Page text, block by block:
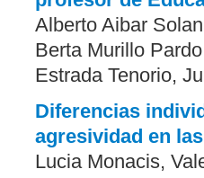
Alberto Aibar
Berta Murillo
Estrada Tenorio,
Diferencias
agresividad en
Lucia Monacis,